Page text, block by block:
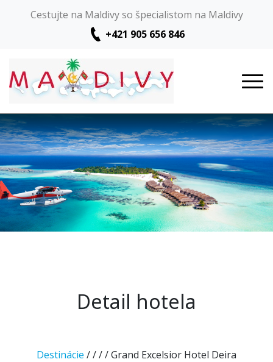
Cestujte na Maldivy so špecialistom na Maldivy
+421 905 656 846
Detail hotela
Destinácie //// Grand Excelsior Hotel Deira